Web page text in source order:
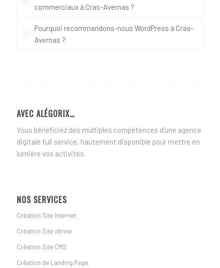
commerciaux à Cras-Avernas ?
Pourquoi recommandons-nous WordPress à Cras-
Avernas ?
AVEC ALÉGORIX…
Vous bénéficiez des multiples compétences d’une agence
digitale full service, hautement disponible pour mettre en
lumière vos activités.
NOS SERVICES
Création Site Internet
Création Site vitrine
Création Site CMS
Création de Landing Page